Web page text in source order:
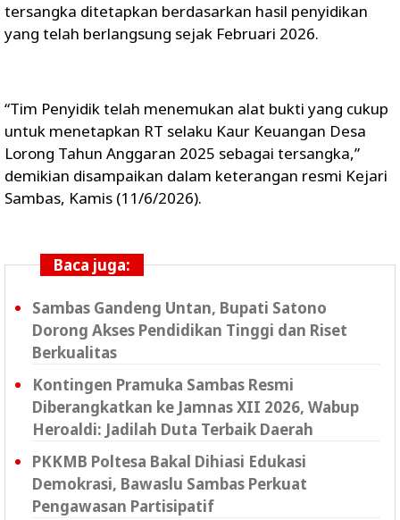
tersangka ditetapkan berdasarkan hasil penyidikan
yang telah berlangsung sejak Februari 2026.
“Tim Penyidik telah menemukan alat bukti yang cukup
untuk menetapkan RT selaku Kaur Keuangan Desa
Lorong Tahun Anggaran 2025 sebagai tersangka,”
demikian disampaikan dalam keterangan resmi Kejari
Sambas, Kamis (11/6/2026).
Baca juga:
Sambas Gandeng Untan, Bupati Satono
Dorong Akses Pendidikan Tinggi dan Riset
Berkualitas
Kontingen Pramuka Sambas Resmi
Diberangkatkan ke Jamnas XII 2026, Wabup
Heroaldi: Jadilah Duta Terbaik Daerah
PKKMB Poltesa Bakal Dihiasi Edukasi
Demokrasi, Bawaslu Sambas Perkuat
Pengawasan Partisipatif